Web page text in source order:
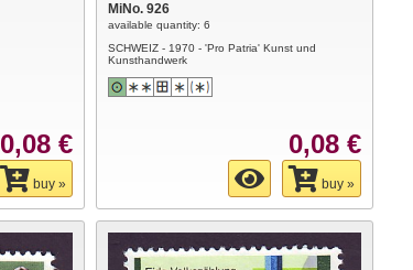
0,08 €
buy »
MiNo. 926
available quantity: 6
SCHWEIZ - 1970 - 'Pro Patria' Kunst und
Kunsthandwerk
0,08 €
buy »